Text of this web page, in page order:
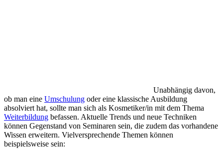
Unabhängig davon,
ob man eine Umschulung oder eine klassische Ausbildung
absolviert hat, sollte man sich als Kosmetiker/in mit dem Thema
Weiterbildung befassen. Aktuelle Trends und neue Techniken
können Gegenstand von Seminaren sein, die zudem das vorhandene
Wissen erweitern. Vielversprechende Themen können
beispielsweise sein: